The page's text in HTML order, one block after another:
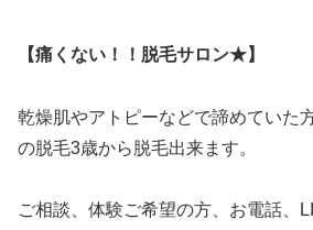
【痛くない！！脱毛サロン★】
乾燥肌やアトピーなどで諦めていた
の脱毛3歳から脱毛出来ます。
ご相談、体験ご希望の方、お電話、